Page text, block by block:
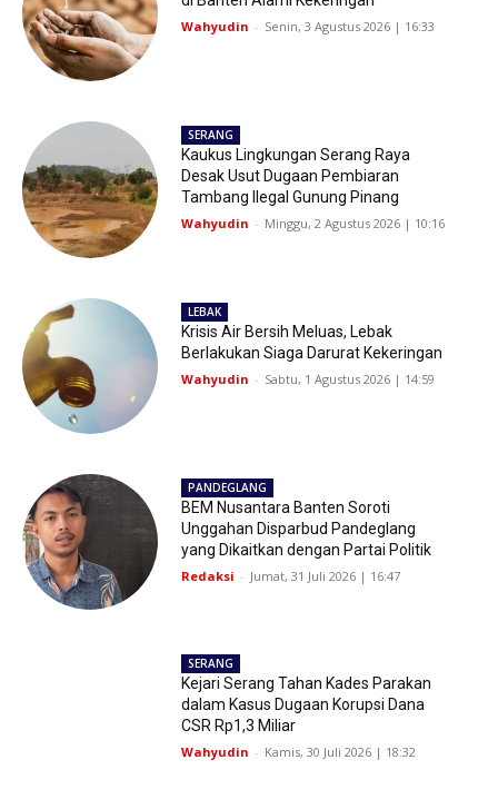
Wahyudin - Senin, 3 Agustus 2026 | 16:33
SERANG
Kaukus Lingkungan Serang Raya
Desak Usut Dugaan Pembiaran
Tambang Ilegal Gunung Pinang
Wahyudin - Minggu, 2 Agustus 2026 | 10:16
LEBAK
Krisis Air Bersih Meluas, Lebak
Berlakukan Siaga Darurat Kekeringan
Wahyudin - Sabtu, 1 Agustus 2026 | 14:59
PANDEGLANG
BEM Nusantara Banten Soroti
Unggahan Disparbud Pandeglang
yang Dikaitkan dengan Partai Politik
Redaksi - Jumat, 31 Juli 2026 | 16:47
SERANG
Kejari Serang Tahan Kades Parakan
dalam Kasus Dugaan Korupsi Dana
CSR Rp1,3 Miliar
Wahyudin - Kamis, 30 Juli 2026 | 18:32